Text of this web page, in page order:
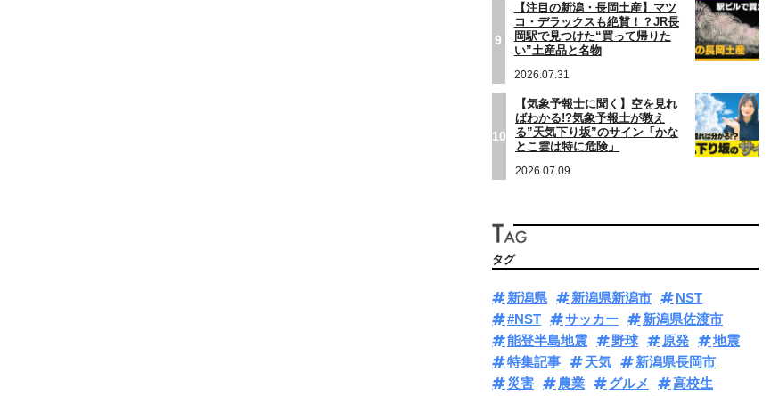
9
【注目の新潟・長岡土産】マツ
コ・デラックスも絶賛！？JR長
岡駅で見つけた“買って帰りた
い”土産品と名物
2026.07.31
10
【気象予報士に聞く】空を見れ
ばわかる!?気象予報士が教え
る”天気下り坂”のサイン「かな
とこ雲は特に危険」
2026.07.09
タグ
新潟県 新潟県新潟市
NST
#NST
サッカー
新潟県佐渡市
能登半島地震
野球 原発
地震
特集記事
天気
新潟県長岡市
災害
農業 グルメ
高校生